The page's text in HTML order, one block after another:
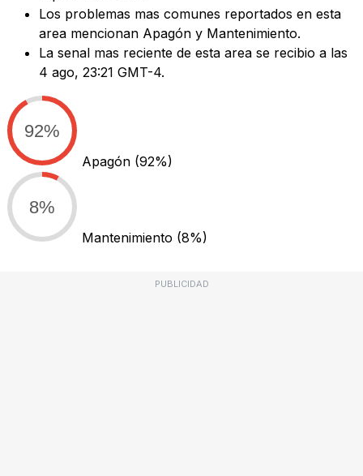
Los problemas mas comunes reportados en esta
area mencionan Apagón y Mantenimiento.
La senal mas reciente de esta area se recibio a las
4 ago, 23:21 GMT-4.
92%
Apagón (92%)
8%
Mantenimiento (8%)
PUBLICIDAD